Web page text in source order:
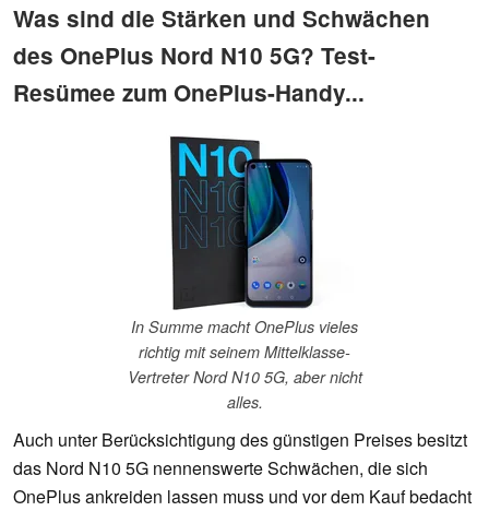
Was sind die Stärken und Schwächen
des OnePlus Nord N10 5G? Test-
Resümee zum OnePlus-Handy...
In Summe macht OnePlus vieles
richtig mit seinem Mittelklasse-
Vertreter Nord N10 5G, aber nicht
alles.
Auch unter Berücksichtigung des günstigen Preises besitzt
das Nord N10 5G nennenswerte Schwächen, die sich
OnePlus ankreiden lassen muss und vor dem Kauf bedacht